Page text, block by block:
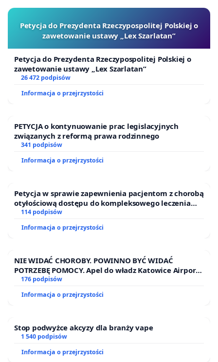
Petycja do Prezydenta Rzeczypospolitej Polskiej o
zawetowanie ustawy „Lex Szarlatan”
Petycja do Prezydenta Rzeczypospolitej Polskiej o
zawetowanie ustawy „Lex Szarlatan”
26 472 podpisów
Informacja o przejrzystości
PETYCJA o kontynuowanie prac legislacyjnych
związanych z reformą prawa rodzinnego
341 podpisów
Informacja o przejrzystości
Petycja w sprawie zapewnienia pacjentom z chorobą
otyłościową dostępu do kompleksowego leczenia
oraz programów profilaktycznych.
114 podpisów
Informacja o przejrzystości
NIE WIDAĆ CHOROBY. POWINNO BYĆ WIDAĆ
POTRZEBĘ POMOCY. Apel do władz Katowice Airport
o przystąpienie do programu HIDDEN DISABILITIES
NIEPEŁNOSPRAWNOŚCI
176 podpisów
Informacja o przejrzystości
Stop podwyżce akcyzy dla branży vape
1 540 podpisów
Informacja o przejrzystości